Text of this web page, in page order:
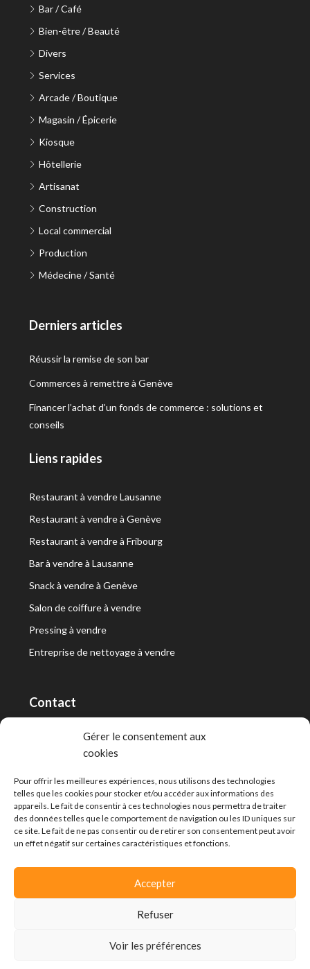
Gérer le consentement aux
cookies
Pour offrir les meilleures expériences, nous utilisons des technologies
telles que les cookies pour stocker et/ou accéder aux informations des
appareils. Le fait de consentir à ces technologies nous permettra de traiter
des données telles que le comportement de navigation ou les ID uniques sur
ce site. Le fait de ne pas consentir ou de retirer son consentement peut avoir
un effet négatif sur certaines caractéristiques et fonctions.
Accepter
Refuser
Voir les préférences
Bar / Café
Bien-être / Beauté
Divers
Services
Arcade / Boutique
Magasin / Épicerie
Kiosque
Hôtellerie
Artisanat
Construction
Local commercial
Production
Médecine / Santé
Derniers articles
Réussir la remise de son bar
Commerces à remettre à Genève
Financer l’achat d’un fonds de commerce : solutions et
conseils
Liens rapides
Restaurant à vendre Lausanne
Restaurant à vendre à Genève
Restaurant à vendre à Fribourg
Bar à vendre à Lausanne
Snack à vendre à Genève
Salon de coiffure à vendre
Pressing à vendre
Entreprise de nettoyage à vendre
Contact
RT Capital First SA/Ltd
info@capitalfirst.ch